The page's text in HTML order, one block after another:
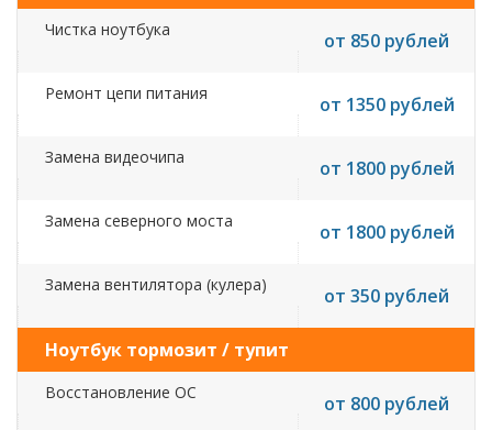
Чистка ноутбука от 850 рублей
Ремонт цепи питания от 1350 рублей
Замена видеочипа от 1800 рублей
Замена северного моста от 1800 рублей
Замена вентилятора (кулера) от 350 рублей
Ноутбук тормозит / тупит
Восстановление ОС от 800 рублей